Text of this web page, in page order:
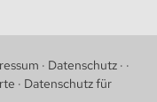
· Datenschutz· ·
· Datenschutz für